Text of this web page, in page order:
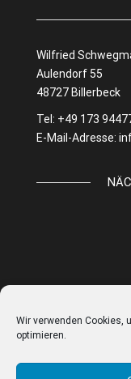
Wir verwenden Cookies,
optimieren.
Wilfried
Aulendorf 55
48727 Billerbeck
Tel: +49 173
E-Mail-Adresse: